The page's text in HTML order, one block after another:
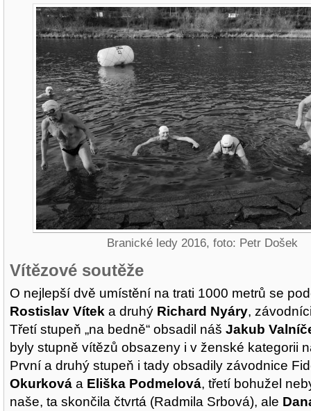
Branické ledy 2016, foto: Petr Došek
Vítězové soutěže
O nejlepší dvě umístění na trati 1000 metrů se
Rostislav Vítek a druhý Richard Nyáry,
Třetí stupeň „na bedně“ obsadil náš Jakub
byly stupně vítězů obsazeny i v ženské kategorii
První a druhý stupeň i tady obsadily závodnice
Okurková a Eliška Podmelová, třetí bohužel
naše, ta skončila čtvrtá (Radmila Srbová), ale